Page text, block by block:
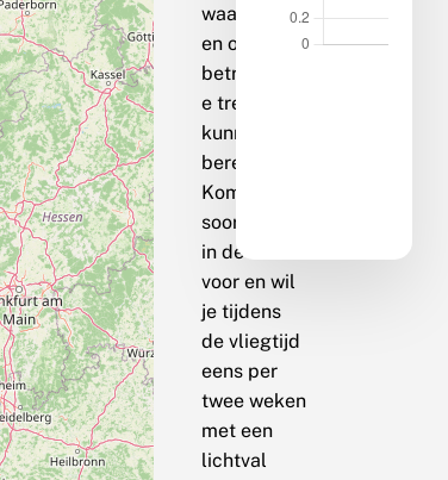
waargenom
en om een
betrouwbar
e trend te
kunnen
berekenen.
Komt de
soort bij jou
in de buurt
voor en wil
je tijdens
de vliegtijd
eens per
twee weken
met een
lichtval